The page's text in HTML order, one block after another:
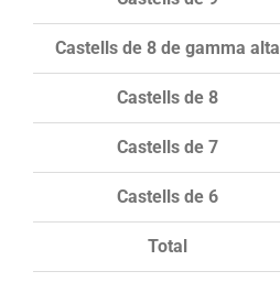
Total
Castells de 8 de gamma alta
Castells de 8
Castells de 7
Castells de 6